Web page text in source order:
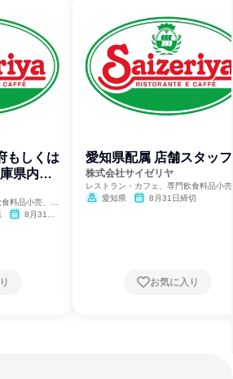
もしくは
県内店
料品小売、総
8月31日
愛知県配属 店舗スタッフ
株式会社サイゼリヤ
レストラン・カフェ、専門飲食料品小
合商社・専門商社・卸売
愛知県 8月31日締切
お気に入り